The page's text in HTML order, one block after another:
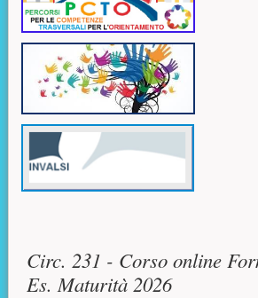
Circ. 231 - Corso online
Es. Maturità 2026